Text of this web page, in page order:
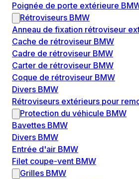
Poignée de porte extérieure
Rétroviseurs BMW
Anneau de fixation rétroviseur
Cache de rétroviseur BMW
Cadre de rétroviseur BMW
Carter de rétroviseur BMW
Coque de rétroviseur BMW
Divers BMW
Rétroviseurs extérieurs pour
Protection du véhicule BMW
Bavettes BMW
Divers BMW
Entrée d'air BMW
Filet coupe-vent BMW
Grilles BMW